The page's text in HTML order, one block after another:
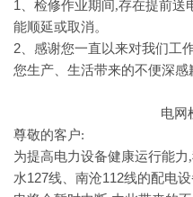
1、 检修作业期间,存在提前送
能顺延或取消。
2、 感谢您一直以来对我们工
您生产、生活带来的不便深感
电网
尊敬的客户:
为提高电力设备健康运行能力
水127线、南沧112线的配电